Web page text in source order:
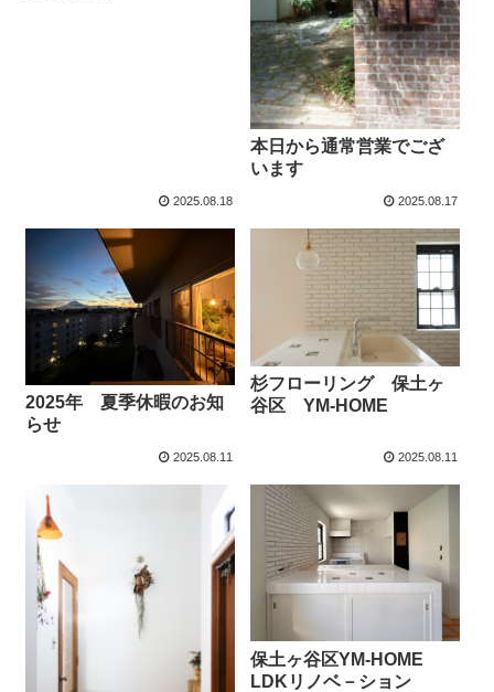
2025.08.18
本日から通常営業でござ
います
2025.08.17
2025年 夏季休暇のお知
らせ
2025.08.11
杉フローリング 保土ヶ
谷区 YM-HOME
2025.08.11
保土ヶ谷区YM-HOME
LDKリノベ－ション